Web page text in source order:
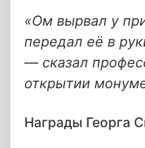
«Ом вырвал у
передал её в
— сказал
открытии
Награды Георга